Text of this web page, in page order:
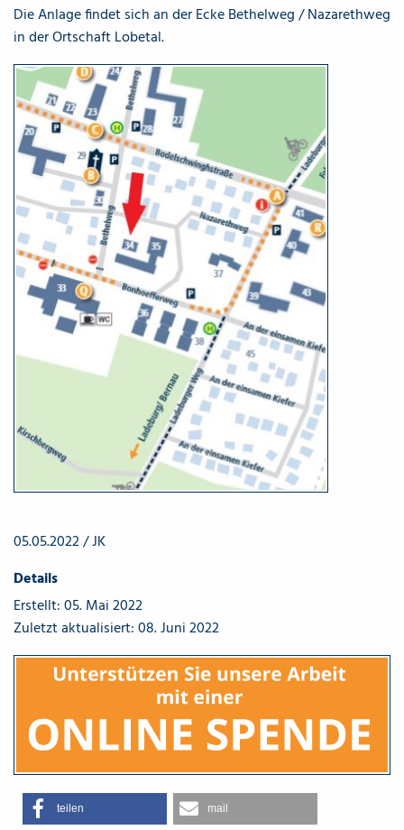
Die Anlage findet sich an der Ecke Bethelweg / Nazarethweg
in der Ortschaft Lobetal.
05.05.2022 / JK
Details
Erstellt: 05. Mai 2022
Zuletzt aktualisiert: 08. Juni 2022
teilen mail